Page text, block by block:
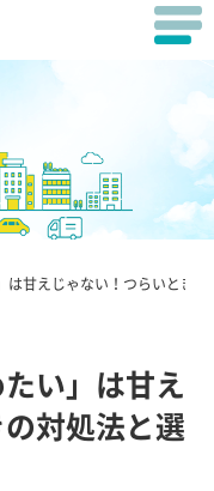
は甘えじゃない！つらいとき
い」は甘え
対処法と選